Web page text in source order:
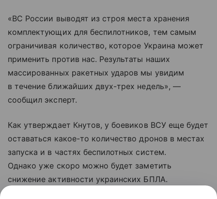
«ВС России выводят из строя места хранения
комплектующих для беспилотников, тем самым
ограничивая количество, которое Украина может
применить против нас. Результаты наших
массированных ракетных ударов мы увидим
в течение ближайших двух-трех недель», —
сообщил эксперт.
Как утверждает Кнутов, у боевиков ВСУ еще будет
оставаться какое-то количество дронов в местах
запуска и в частях беспилотных систем.
Однако уже скоро можно будет заметить
снижение активности украинских БПЛА.